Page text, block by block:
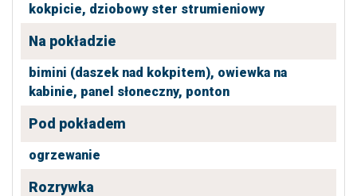
kokpicie, dziobowy ster strumieniowy
Na pokładzie
bimini (daszek nad kokpitem), owiewka na
kabinie, panel słoneczny, ponton
Pod pokładem
ogrzewanie
Rozrywka